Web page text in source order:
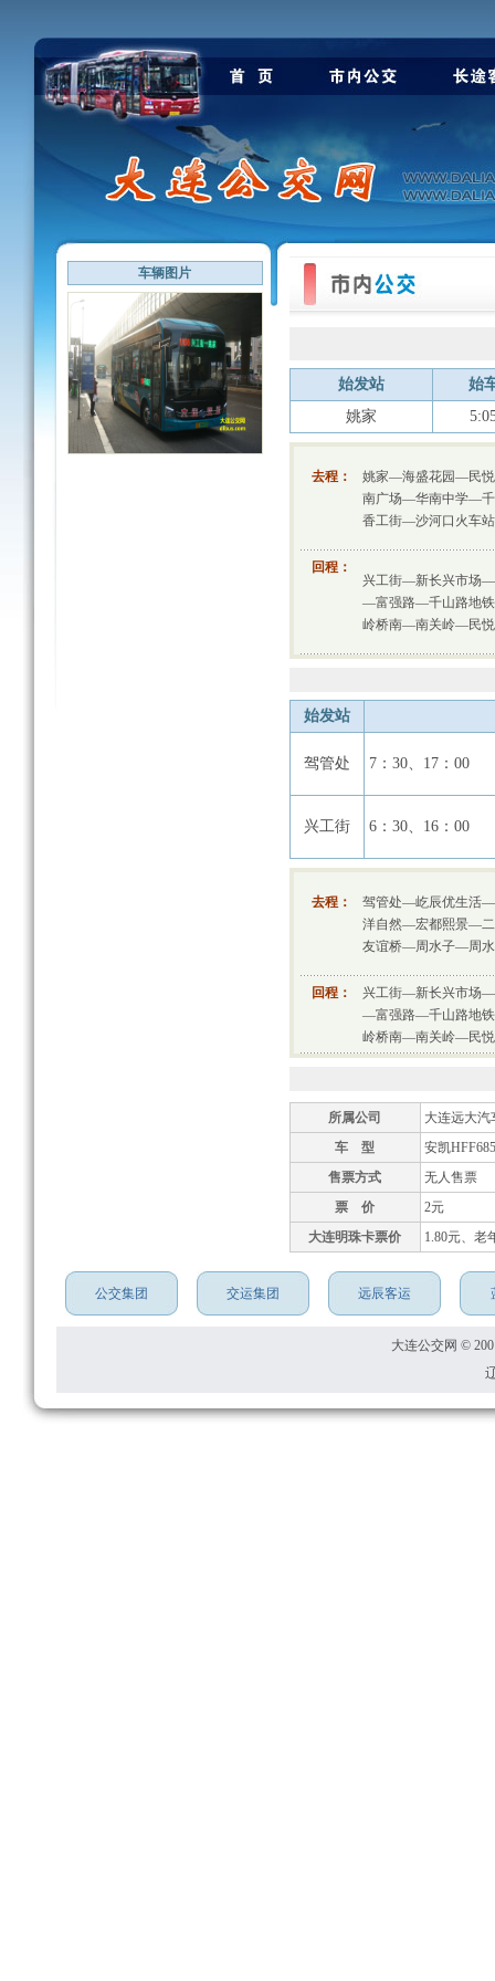
车辆图片
始发站
始
姚家
去程：
姚家—海盛花园—民
南广场—华南中学—
香工街—沙河口火车
回程：
兴工街—新长兴市场
—富强路—千山路地
岭桥南—南关岭—民
始发站
驾管处 7：30、17：00
兴工街 6：30、16：00
去程：
驾管处—屹辰优生活
洋自然—宏都熙景—
友谊桥—周水子—周
回程：
兴工街—新长兴市场
—富强路—千山路地
岭桥南—南关岭—民
所属公司
大连远大汽
车 型
安凯
售票方式
无人售票
票 价
2元
大连明珠卡票价
1.80元、老
公交集团 交运集团 远辰客运
大连公交网 ©